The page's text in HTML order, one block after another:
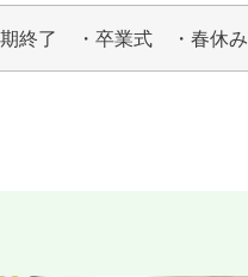
期終了 ・卒業式 ・春休み